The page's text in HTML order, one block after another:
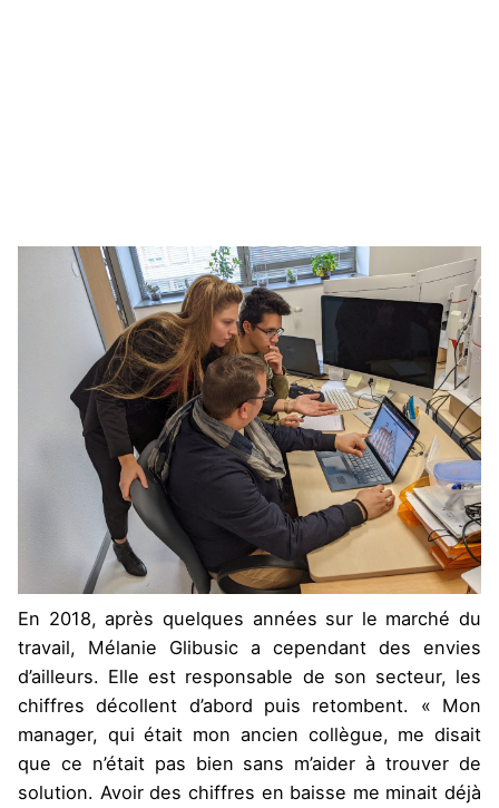
En 2018, après quelques années sur le marché du
travail, Mélanie Glibusic a cependant des envies
d’ailleurs. Elle est responsable de son secteur, les
chiffres décollent d’abord puis retombent. « Mon
manager, qui était mon ancien collègue, me disait
que ce n’était pas bien sans m’aider à trouver de
solution. Avoir des chiffres en baisse me minait déjà